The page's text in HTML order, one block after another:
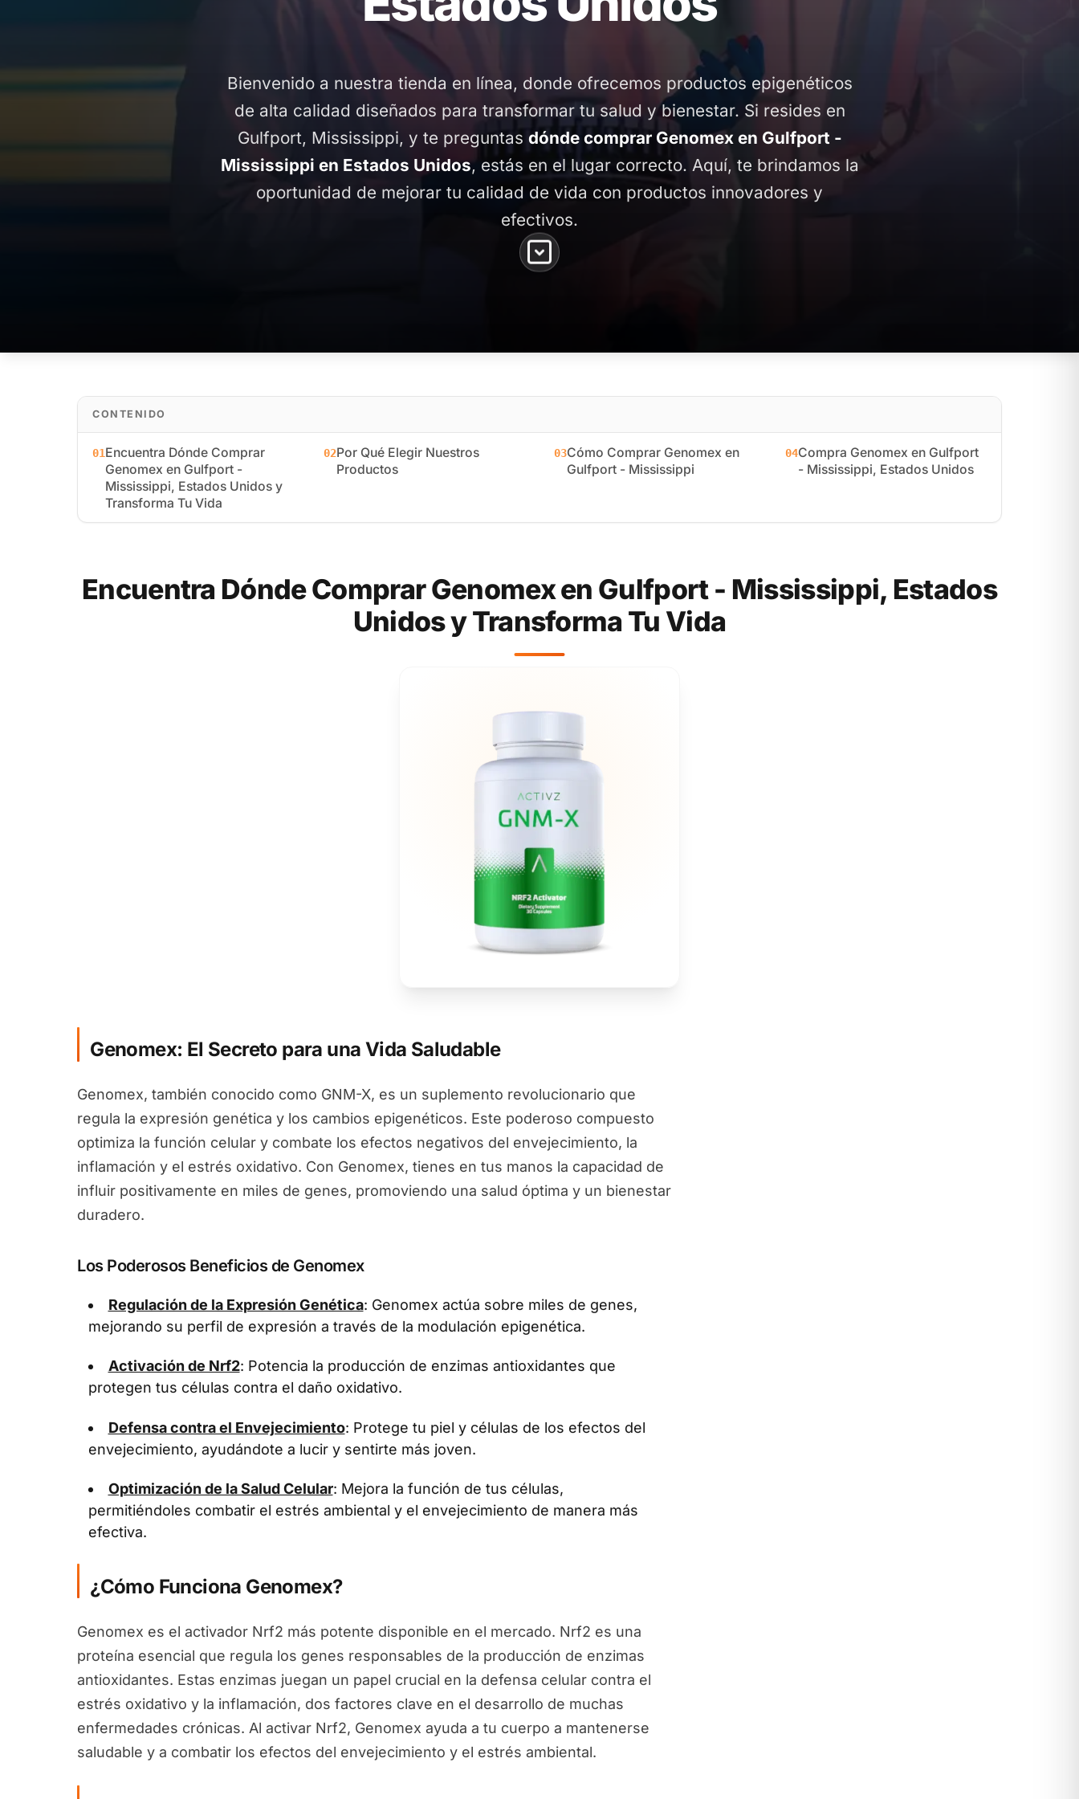
Bienvenido a nuestra tienda en línea, donde ofrecemos productos epigenéticos
de alta calidad diseñados para transformar tu salud y bienestar. Si resides en
Gulfport, Mississippi, y te preguntas dónde comprar Genomex en Gulfport -
Mississippi en Estados Unidos, estás en el lugar correcto. Aquí, te brindamos la
oportunidad de mejorar tu calidad de vida con productos innovadores y
efectivos.
CONTENIDO
01Encuentra Dónde Comprar
Genomex en Gulfport -
Mississippi, Estados Unidos y
Transforma Tu Vida
02Por Qué Elegir Nuestros
Productos
03Cómo Comprar Genomex en
Gulfport - Mississippi
04Compra Genomex en Gulfport
- Mississippi, Estados Unidos
Encuentra Dónde Comprar Genomex en Gulfport - Mississippi, Estados
Unidos y Transforma Tu Vida
Genomex: El Secreto para una Vida Saludable
Genomex, también conocido como GNM-X, es un suplemento revolucionario que
regula la expresión genética y los cambios epigenéticos. Este poderoso compuesto
optimiza la función celular y combate los efectos negativos del envejecimiento, la
inflamación y el estrés oxidativo. Con Genomex, tienes en tus manos la capacidad de
influir positivamente en miles de genes, promoviendo una salud óptima y un bienestar
duradero.
Los Poderosos Beneficios de Genomex
Regulación de la Expresión Genética: Genomex actúa sobre miles de genes,
mejorando su perfil de expresión a través de la modulación epigenética.
Activación de Nrf2: Potencia la producción de enzimas antioxidantes que
protegen tus células contra el daño oxidativo.
Defensa contra el Envejecimiento: Protege tu piel y células de los efectos del
envejecimiento, ayudándote a lucir y sentirte más joven.
Optimización de la Salud Celular: Mejora la función de tus células,
permitiéndoles combatir el estrés ambiental y el envejecimiento de manera más
efectiva.
¿Cómo Funciona Genomex?
Genomex es el activador Nrf2 más potente disponible en el mercado. Nrf2 es una
proteína esencial que regula los genes responsables de la producción de enzimas
antioxidantes. Estas enzimas juegan un papel crucial en la defensa celular contra el
estrés oxidativo y la inflamación, dos factores clave en el desarrollo de muchas
enfermedades crónicas. Al activar Nrf2, Genomex ayuda a tu cuerpo a mantenerse
saludable y a combatir los efectos del envejecimiento y el estrés ambiental.